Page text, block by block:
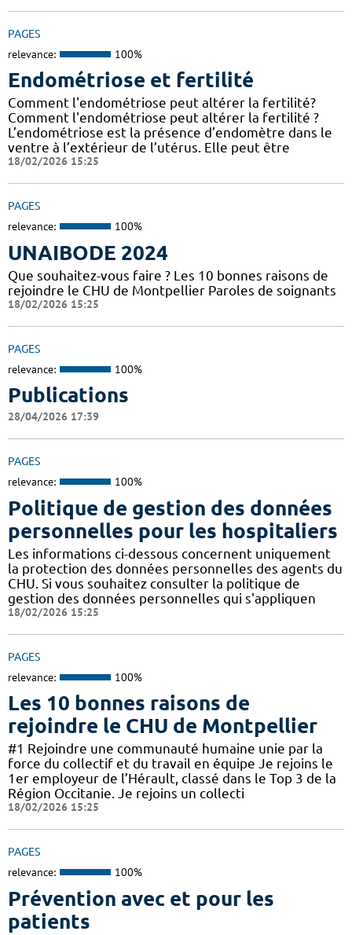
PAGES
relevance: 100%
Endométriose et fertilité
Comment l'endométriose peut altérer la fertilité?
Comment l'endométriose peut altérer la fertilité ?
L’endométriose est la présence d’endomètre dans le
ventre à l’extérieur de l’utérus. Elle peut être
18/02/2026 15:25
PAGES
relevance: 100%
UNAIBODE 2024
Que souhaitez-vous faire ? Les 10 bonnes raisons de
rejoindre le CHU de Montpellier Paroles de soignants
18/02/2026 15:25
PAGES
relevance: 100%
Publications
28/04/2026 17:39
PAGES
relevance: 100%
Politique de gestion des données
personnelles pour les hospitaliers
Les informations ci-dessous concernent uniquement
la protection des données personnelles des agents du
CHU. Si vous souhaitez consulter la politique de
gestion des données personnelles qui s'appliquen
18/02/2026 15:25
PAGES
relevance: 100%
Les 10 bonnes raisons de
rejoindre le CHU de Montpellier
#1 Rejoindre une communauté humaine unie par la
force du collectif et du travail en équipe Je rejoins le
1er employeur de l’Hérault, classé dans le Top 3 de la
Région Occitanie. Je rejoins un collecti
18/02/2026 15:25
PAGES
relevance: 100%
Prévention avec et pour les
patients